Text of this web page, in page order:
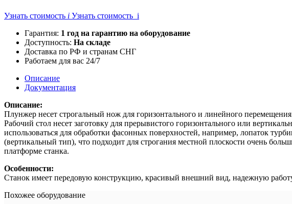
Узнать стоимость i Узнать стоимость i
Гарантия: 1 год на гарантию на оборудование
Доступность: На складе
Доставка по РФ и странам СНГ
Работаем для вас 24/7
Описание
Документация
Описание:
Плунжер несет строгальный нож для горизонтального и линейного
Рабочий стол несет заготовку для прерывистого горизонтального или
использоваться для обработки фасонных поверхностей, например, лопаток
(вертикальный тип), что подходит для строгания местной плоскости очень
платформе станка.
Особенности:
Станок имеет передовую конструкцию, красивый внешний вид, надежную
Похожее оборудование